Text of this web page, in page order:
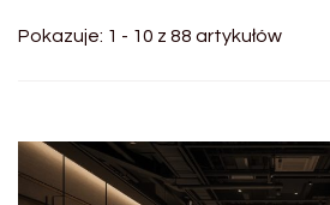
Pokazuje: 1 - 10 z 88 artykułów